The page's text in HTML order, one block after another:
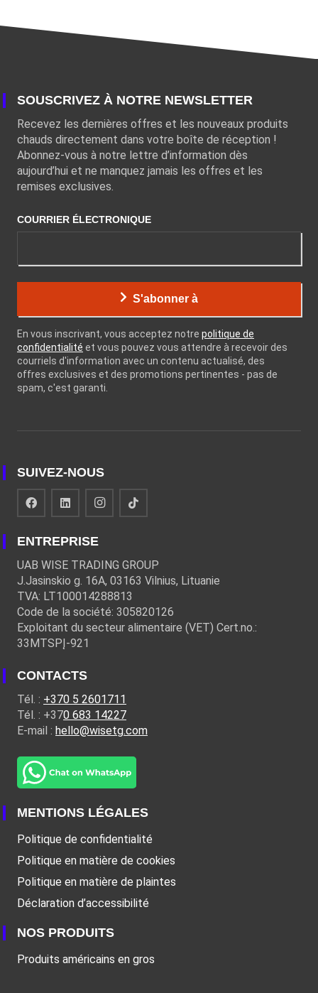
SOUSCRIVEZ À NOTRE NEWSLETTER
Recevez les dernières offres et les nouveaux produits
chauds directement dans votre boîte de réception !
Abonnez-vous à notre lettre d’information dès
aujourd’hui et ne manquez jamais les offres et les
remises exclusives.
COURRIER ÉLECTRONIQUE
S'abonner à
En vous inscrivant, vous acceptez notre politique de
confidentialité et vous pouvez vous attendre à recevoir des
courriels d'information avec un contenu actualisé, des
offres exclusives et des promotions pertinentes - pas de
spam, c'est garanti.
SUIVEZ-NOUS
ENTREPRISE
UAB WISE TRADING GROUP
J.Jasinskio g. 16A, 03163 Vilnius, Lituanie
TVA: LT100014288813
Code de la société: 305820126
Exploitant du secteur alimentaire (VET) Cert.no.:
33MTSPĮ-921
CONTACTS
Tél. : +370 5 2601711
Tél. : +370 683 14227
E-mail : hello@wisetg.com
MENTIONS LÉGALES
Politique de confidentialité
Politique en matière de cookies
Politique en matière de plaintes
Déclaration d’accessibilité
NOS PRODUITS
Produits américains en gros